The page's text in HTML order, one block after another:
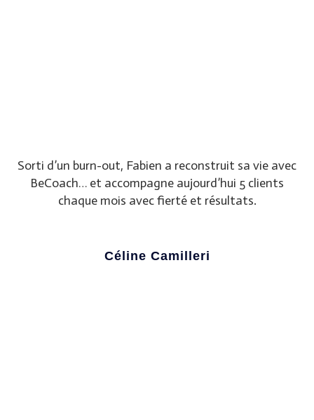
Sorti d’un burn-out, Fabien a reconstruit sa vie avec
BeCoach… et accompagne aujourd’hui 5 clients
chaque mois avec fierté et résultats.
Céline Camilleri